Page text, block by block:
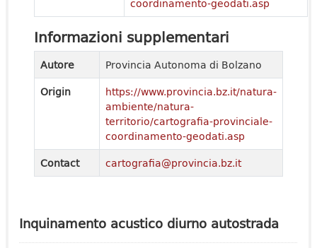
Inquinamento acustico diurno autostrada
coordinamento-geodati.asp
Informazioni supplementari
Autore
Provincia Autonoma di Bolzano
Origin
https://www.provincia.bz.it/natura-
ambiente/natura-
territorio/cartografia-provinciale-
coordinamento-geodati.asp
Contact
cartografia@provincia.bz.it